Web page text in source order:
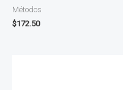
Métodos
$172.50